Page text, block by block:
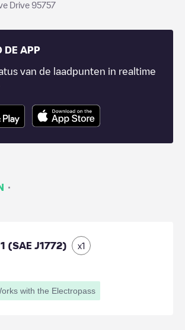
Drive 95757
DE APP
van de laadpunten in realtime
·
(SAE J1772) x1
with the Electropass